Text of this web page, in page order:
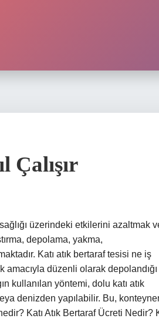
Çalışır
üzerindeki etkilerini azaltmak
depolama, yakma,
Katı atık bertaraf tesisi ne iş
amacıyla düzenli olarak depolandığı
kullanılan yöntemi, dolu katı atık
denizden yapılabilir. Bu,
Katı Atık Bertaraf Ücreti Nedir?